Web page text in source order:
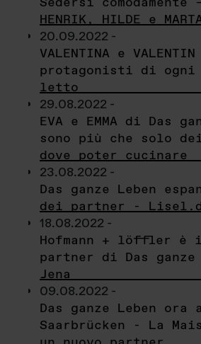
HENRIK, HILDE e
20.09.2022 -
VALENTINA e
protagonisti di ogni
letto
29.08.2022 -
EVA e EMMA di Das
sono più che solo
dove poter cucinare
23.08.2022 -
Das ganze Leben
dei partner -
18.08.2022 -
Hofmann + löffler è
partner di Das ganze
Jena
09.08.2022 -
Das ganze Leben ora
Saarbrücken - La